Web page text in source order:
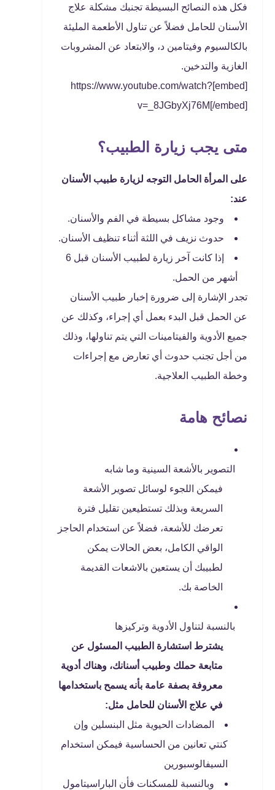
فكل هذه النصائح البسيطة تجنبك مشكلة علاج
الأسنان للحامل فضلاً عن تناول الأطعمة المليئة
بالكالسيوم وفيتامين د، والابتعاد عن المشروبات
الغازية والتدخين.
[embed]https://www.youtube.com/watch?
v=_8JGbyXj76M[/embed]
متى يجب زيارة الطبيب؟
على المرأة الحامل التوجه لزيارة طبيب الأسنان
عند:
وجود مشاكل بسيطة في الفم والأسنان.
حدوث نزيف في اللثة أثناء تنظيف الأسنان.
إذا كانت آخر زيارة لطبيب الأسنان قبل 6
أشهر من الحمل.
تجدر الإشارة إلى ضرورة إخبار طبيب الأسنان
عن الحمل قبل البدء بعمل أي إجراء، وكذلك عن
جميع الأدوية والفيتامينات التي يتم تناولها، وذلك
من أجل تجنب حدوث أي تعارض مع إجراءات
وخطة الطبيب العلاجية.
نصائح هامة
التصوير بالأشعة السينية وما شابه
فيمكن اللجوء لوسائل تصوير الأشعة
السريعة وبذلك تستطيعين تقليل فترة
تعرضك للأشعة، فضلاً عن استخدام الحاجز
الواقي الكامل، بعض الحالات يمكن
لطبيبك أن يستعين بالاشعات القديمة
الخاصة بك.
بالنسبة لتناول الأدوية وتركيزها
يشترط استشارة الطبيب المسئول عن
متابعة حملك وطبيب أسنانك، وهناك أدوية
معروفة بصفة عامة بأنه يسمح باستخدامها
في علاج الأسنان للحامل مثل:
المضادات الحيوية مثل البنسلين وإن
كنتي تعانين من الحساسية فيمكن استخدام
السيفالوسبورين
وبالنسبة للمسكنات فأن الباراسيتامول